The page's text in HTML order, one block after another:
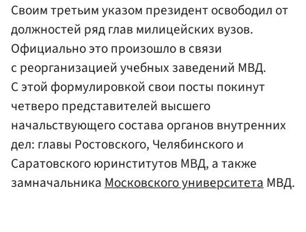
Своим третьим указом президент освободил от
должностей ряд глав милицейских вузов.
Официально это произошло в связи
с реорганизацией учебных заведений МВД.
С этой формулировкой свои посты покинут
четверо представителей высшего
начальствующего состава органов внутренних
дел: главы Ростовского, Челябинского и
Саратовского юринститутов МВД, а также
замначальникаМосковского университетаМВД.